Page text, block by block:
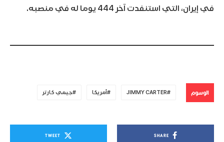
في إيران، التي استنفدت آخر 444 يوما له في منصبه.
الوسوم JIMMY CARTER أمريكا جيمي كارتر
SHARE
TWEET